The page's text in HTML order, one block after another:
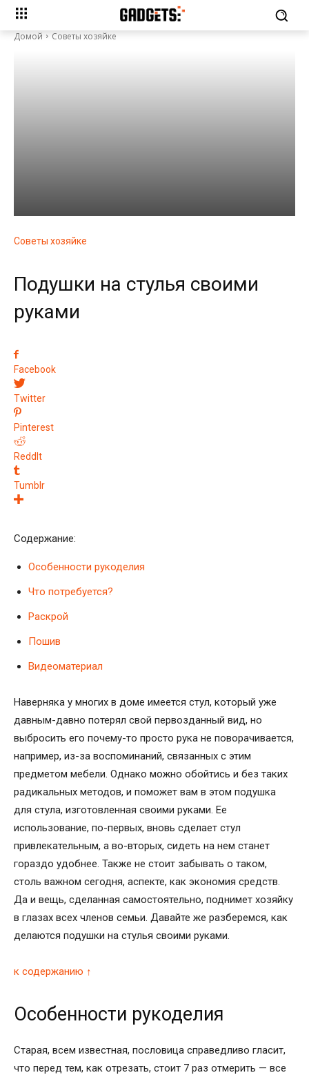
Домой Советы хозяйке
Советы хозяйке
Подушки на стулья своими
руками
Facebook
Twitter
Pinterest
ReddIt
Tumblr
Содержание:
Особенности рукоделия
Что потребуется?
Раскрой
Пошив
Видеоматериал
Наверняка у многих в доме имеется стул, который уже
давным-давно потерял свой первозданный вид, но
выбросить его почему-то просто рука не поворачивается,
например, из-за воспоминаний, связанных с этим
предметом мебели. Однако можно обойтись и без таких
радикальных методов, и поможет вам в этом подушка
для стула, изготовленная своими руками. Ее
использование, по-первых, вновь сделает стул
привлекательным, а во-вторых, сидеть на нем станет
гораздо удобнее. Также не стоит забывать о таком,
столь важном сегодня, аспекте, как экономия средств.
Да и вещь, сделанная самостоятельно, поднимет хозяйку
в глазах всех членов семьи. Давайте же разберемся, как
делаются подушки на стулья своими руками.
к содержанию ↑
Особенности рукоделия
Старая, всем известная, пословица справедливо гласит,
что перед тем, как отрезать, стоит 7 раз отмерить — все